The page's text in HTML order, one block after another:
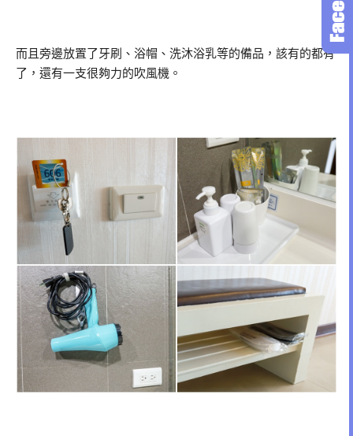
而且旁邊放置了牙刷、浴帽、洗沐浴乳等的備品，該有的都有
了，還有一支很夠力的吹風機。